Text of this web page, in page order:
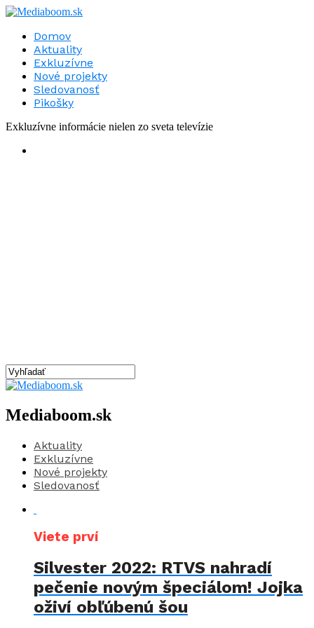
Domov
Aktuality
Exkluzívne
Nové projekty
Sledovanosť
Pikošky
Exkluzívne informácie nielen zo sveta televízie
Mediaboom.sk
Aktuality
Exkluzívne
Nové projekty
Sledovanosť
Viete prví
Silvester 2022: RTVS nahradí
pečenie novým špeciálom! Jojka
oživí obľúbenú šou